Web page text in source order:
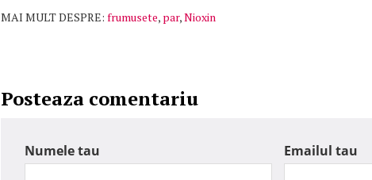
MAI MULT DESPRE: frumusete, par,Nioxin
Posteaza comentariu
Numele tau Emailul tau